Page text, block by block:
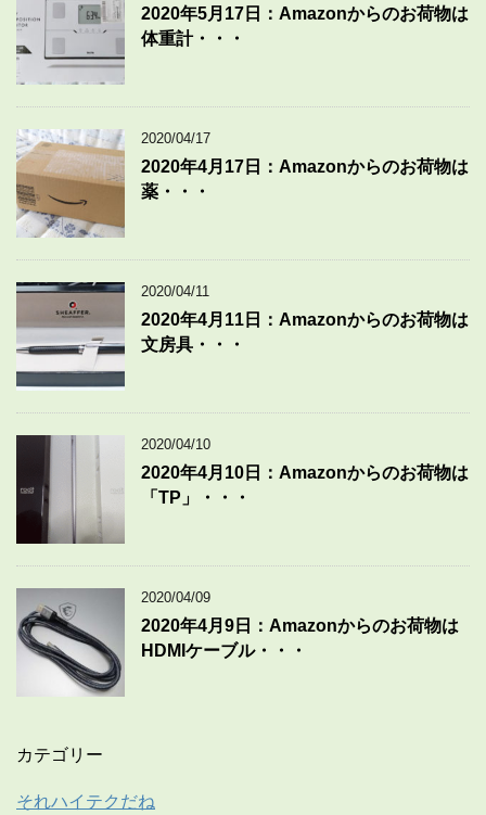
2020年5月17日：Amazonからのお荷物は
体重計・・・
2020/04/17
2020年4月17日：Amazonからのお荷物は
薬・・・
2020/04/11
2020年4月11日：Amazonからのお荷物は
文房具・・・
2020/04/10
2020年4月10日：Amazonからのお荷物は
「TP」・・・
2020/04/09
2020年4月9日：Amazonからのお荷物は
HDMIケーブル・・・
カテゴリー
それハイテクだね